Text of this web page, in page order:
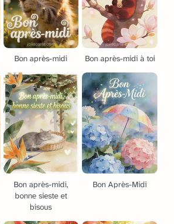
Bon après-midi Bon après-midi à toi
Bon après-midi,
bonne sieste et
bisous
Bon Après-Midi